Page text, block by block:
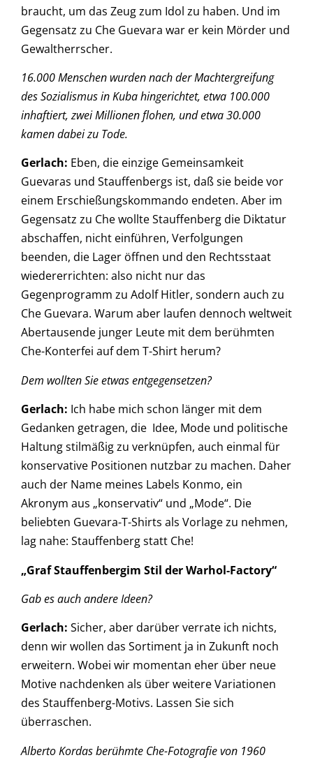
braucht, um das Zeug zum Idol zu haben. Und im
Gegensatz zu Che Guevara war er kein Mörder und
Gewaltherrscher.
16.000 Menschen wurden nach der Machtergreifung
des Sozialismus in Kuba hingerichtet, etwa 100.000
inhaftiert, zwei Millionen flohen, und etwa 30.000
kamen dabei zu Tode.
Gerlach: Eben, die einzige Gemeinsamkeit
Guevaras und Stauffenbergs ist, daß sie beide vor
einem Erschießungskommando endeten. Aber im
Gegensatz zu Che wollte Stauffenberg die Diktatur
abschaffen, nicht einführen, Verfolgungen
beenden, die Lager öffnen und den Rechtsstaat
wiedererrichten: also nicht nur das
Gegenprogramm zu Adolf Hitler, sondern auch zu
Che Guevara. Warum aber laufen dennoch weltweit
Abertausende junger Leute mit dem berühmten
Che-Konterfei auf dem T-Shirt herum?
Dem wollten Sie etwas entgegensetzen?
Gerlach: Ich habe mich schon länger mit dem
Gedanken getragen, die Idee, Mode und politische
Haltung stilmäßig zu verknüpfen, auch einmal für
konservative Positionen nutzbar zu machen. Daher
auch der Name meines Labels Konmo, ein
Akronym aus „konservativ“ und „Mode“. Die
beliebten Guevara-T-Shirts als Vorlage zu nehmen,
lag nahe: Stauffenberg statt Che!
„Graf Stauffenbergim Stil der Warhol-Factory“
Gab es auch andere Ideen?
Gerlach: Sicher, aber darüber verrate ich nichts,
denn wir wollen das Sortiment ja in Zukunft noch
erweitern. Wobei wir momentan eher über neue
Motive nachdenken als über weitere Variationen
des Stauffenberg-Motivs. Lassen Sie sich
überraschen.
Alberto Kordas berühmte Che-Fotografie von 1960